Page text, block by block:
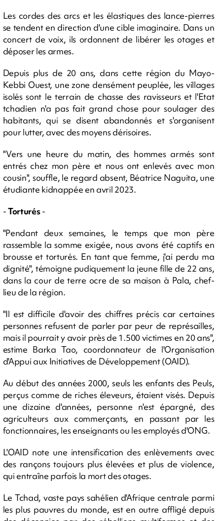
Les cordes des arcs et les élastiques des lance-pierres
se tendent en direction d'une cible imaginaire. Dans un
concert de voix, ils ordonnent de libérer les otages et
déposer les armes.
Depuis plus de 20 ans, dans cette région du Mayo-
Kebbi Ouest, une zone densément peuplée, les villages
isolés sont le terrain de chasse des ravisseurs et l'Etat
tchadien n'a pas fait grand chose pour soulager des
habitants, qui se disent abandonnés et s'organisent
pour lutter, avec des moyens dérisoires.
"Vers une heure du matin, des hommes armés sont
entrés chez mon père et nous ont enlevés avec mon
cousin", souffle, le regard absent, Béatrice Naguita, une
étudiante kidnappée en avril 2023.
-Torturés-
"Pendant deux semaines, le temps que mon père
rassemble la somme exigée, nous avons été captifs en
brousse et torturés. En tant que femme, j'ai perdu ma
dignité", témoigne pudiquement la jeune fille de 22 ans,
dans la cour de terre ocre de sa maison à Pala, chef-
lieu de la région.
"Il est difficile d'avoir des chiffres précis car certaines
personnes refusent de parler par peur de représailles,
mais il pourrait y avoir près de 1.500 victimes en 20 ans",
estime Barka Tao, coordonnateur de l'Organisation
d'Appui aux Initiatives de Développement (OAID).
Au début des années 2000, seuls les enfants des Peuls,
perçus comme de riches éleveurs, étaient visés. Depuis
une dizaine d'années, personne n'est épargné, des
agriculteurs aux commerçants, en passant par les
fonctionnaires, les enseignants ou les employés d'ONG.
L'OAID note une intensification des enlèvements avec
des rançons toujours plus élevées et plus de violence,
qui entraîne parfois la mort des otages.
Le Tchad, vaste pays sahélien d'Afrique centrale parmi
les plus pauvres du monde, est en outre affligé depuis